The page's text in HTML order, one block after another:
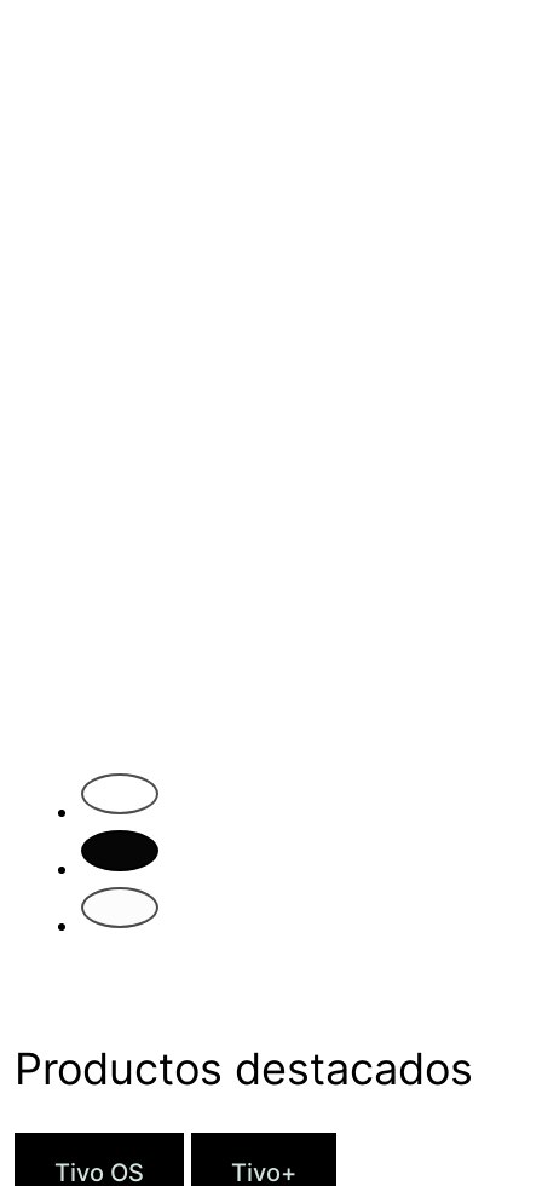
1
2
3
Productos destacados
Tivo OS Tivo+